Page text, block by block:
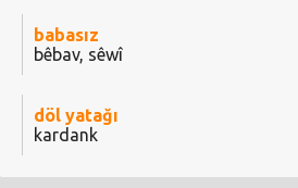
babasız
bêbav, sêwî
döl yatağı
kardank